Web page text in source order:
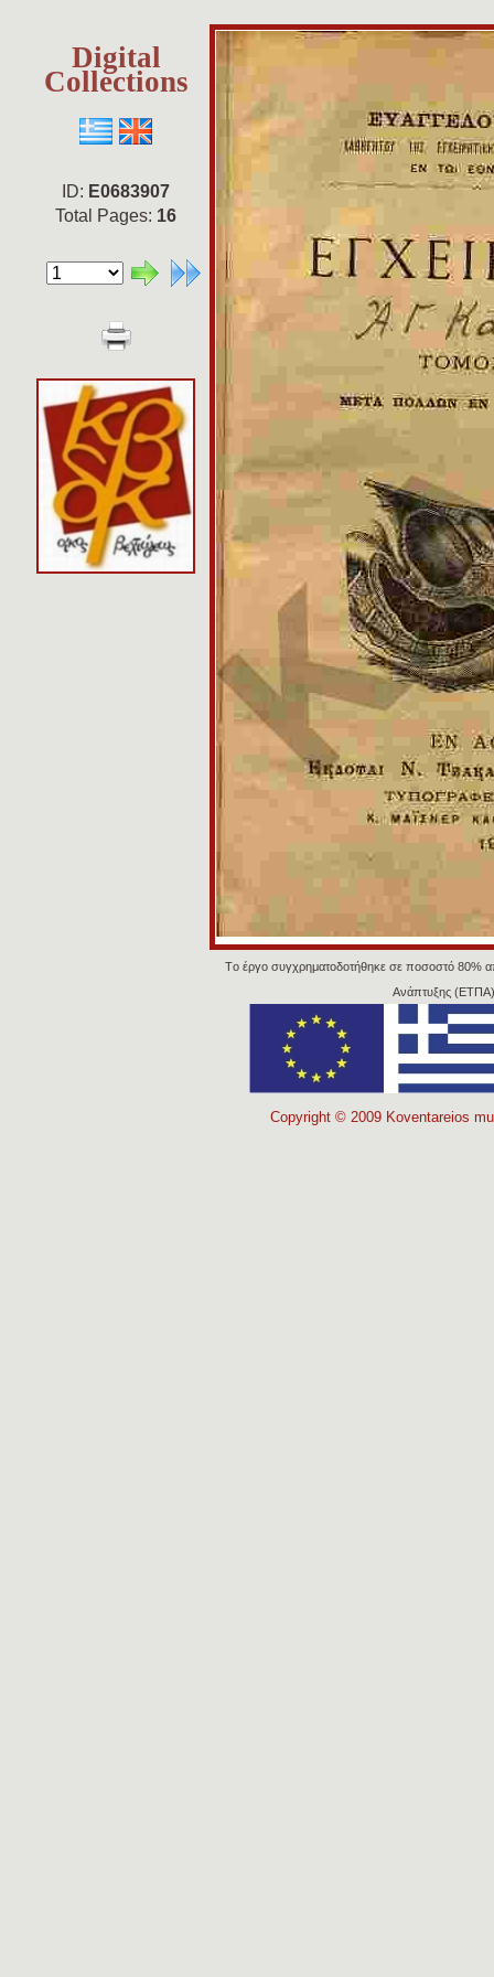
Digital
Collections
ID: E0683907
Total Pages: 16
Tο έργο συγχρηματοδοτήθηκε σε ποσοστό 80%
Ανάπτυξης (ΕΤΠΑ)
Copyright © 2009 Koventareios